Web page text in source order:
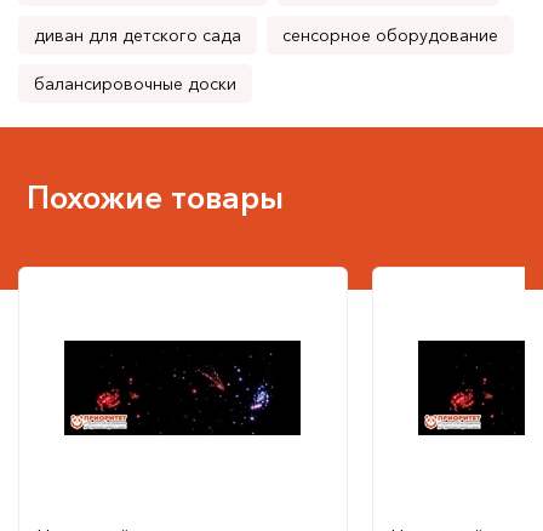
диван для детского сада сенсорное оборудование
балансировочные доски
Похожие товары